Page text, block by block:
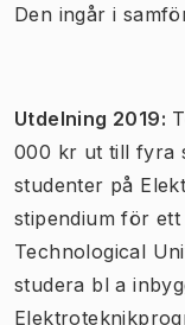
Den ingår i
Utdelning 2019:
000 kr ut till fyra
studenter på
stipendium för
Technological
studera bl a